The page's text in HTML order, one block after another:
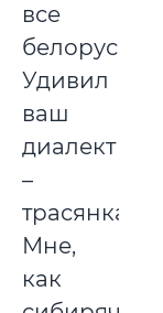
все
белорусы.
Удивил
ваш
диалект
–
трасянка.
Мне,
как